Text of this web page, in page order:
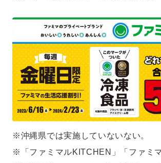
※沖縄県では実施していないない。
※「ファミマルKITCHEN」「ファミ